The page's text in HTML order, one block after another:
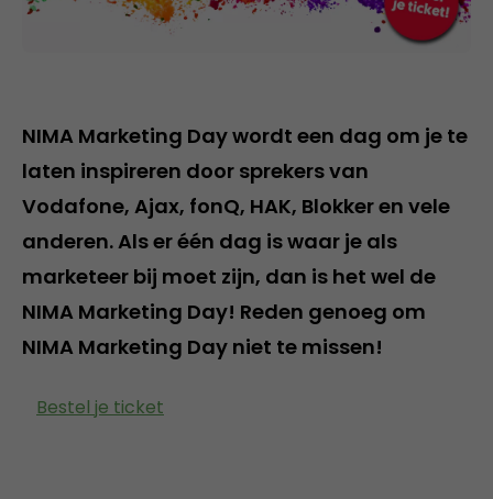
NIMA Marketing Day wordt een dag om je te
laten inspireren door sprekers van
Vodafone, Ajax, fonQ, HAK, Blokker en vele
anderen. Als er één dag is waar je als
marketeer bij moet zijn, dan is het wel de
NIMA Marketing Day! Reden genoeg om
NIMA Marketing Day niet te missen!
Bestel je ticket